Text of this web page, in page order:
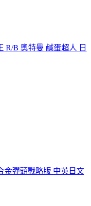
R/B 奧特曼 鹹蛋超人 日
金彈頭戰略版 中英日文